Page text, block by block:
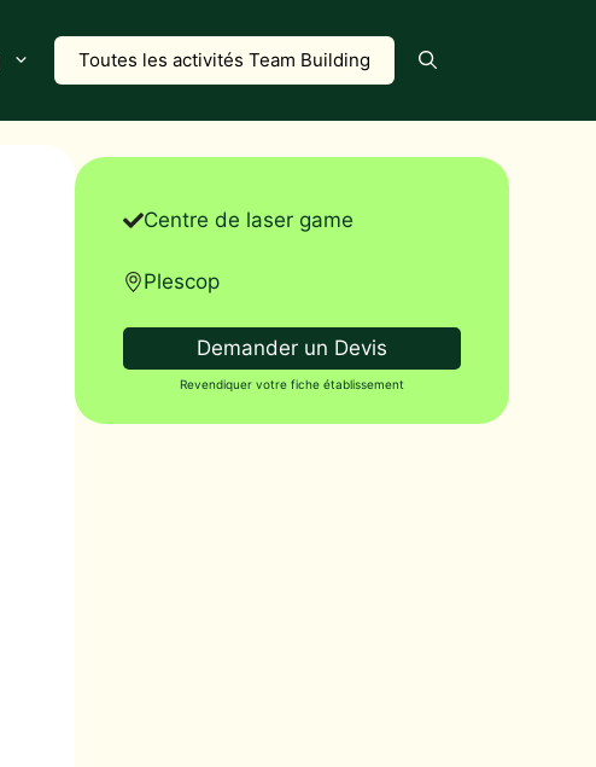
Toutes les activités Team Building
Centre de laser game
Plescop
Demander un Devis
Revendiquer votre fiche établissement